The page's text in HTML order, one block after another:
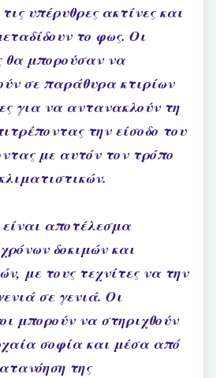
υπέρυθρες ακτίνες και
το φως. Οι
θα μπορούσαν να
σε παράθυρα κτιρίων
για να αντανακλούν τη
την είσοδο του
με αυτόν τον τρόπο
αποτέλεσμα
δοκιμών και
με τους τεχνίτες να την
σε γενιά. Οι
μπορούν να στηριχθούν
σοφία και μέσα από
της